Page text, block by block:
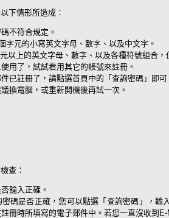
下情形所造成：
不符合規定。
字元的小寫英文字母、數字、以及中文字。
以上的英文字母、數字、以及各種符號組合，
用了，試試看用其它的帳號來註冊。
已註冊了，請點選首頁中的「查詢密碼」即可
換電腦，或重新開機後再試一次。
查：
輸入正確。
碼是否正確，您可以點選「查詢密碼」，輸
冊時所填寫的電子郵件中。若您一直沒收到E-